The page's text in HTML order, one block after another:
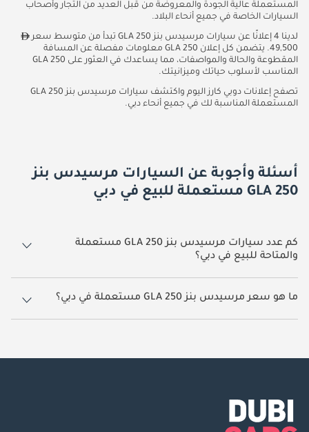
المستعملة عالية الجودة والمعروضة من قبل العديد من التجار وأصحاب
السيارات الخاصة في جميع أنحاء البلاد.
لدينا 4 إعلانًا عن سيارات مرسيدس بنز GLA 250 تبدأ من متوسط سعر
49,500. يتضمن كل إعلان GLA 250 معلومات مفصلة عن المسافة
المقطوعة والحالة والمواصفات، مما يساعدك في العثور على GLA 250
المناسب لأسلوب حياتك وميزانيتك.
تصفح إعلانات دوبي كارز اليوم واكتشف سيارات مرسيدس بنز GLA 250
المستعملة المناسبة لك في جميع أنحاء دبي.
أسئلة وأجوبة عن السيارات مرسيدس بنز
GLA 250 مستعملة للبيع في دبي
كم عدد سيارات مرسيدس بنز GLA 250 مستعملة
والمتاحة للبيع في دبي؟
4 سيارة مرسيدس بنز GLA 250 مستعملة متوفرة للبيع في دبي.
ما هو سعر مرسيدس بنز GLA 250 مستعملة في دبي؟
يبدأ سعر سيارة مرسيدس بنز GLA 250 مستعملة في دبي 49,500.